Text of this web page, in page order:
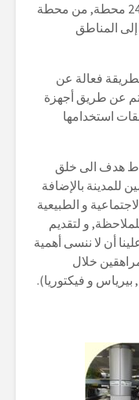
لمحطات الخط الحديدي البالغ عددها 24 محطة, من محطة
المناطق
فعالة عن
تم عن طريق أجهزة
استخدامها
هدف الى خلق
للمدينة بالإضافة
و الطبيعية
و لتقديم
أن لا ننسى أهمية
خلال
بيرياس و فيكتوريا).